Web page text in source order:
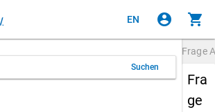
EN account_circle shopping_cart
Suchen
Frage
Fra
ge